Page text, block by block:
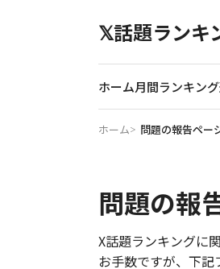
𝕏話題ランキ
ホーム月間ランキング
ホーム 問題の報告ペー
問題の報
X話題ランキングに
お手数ですが、下記